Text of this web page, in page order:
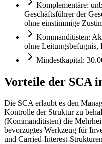
Komplementäre:
Geschäftsführer der
ohne einstimmige
Kommanditisten:
ohne Leitungsbefugnis,
Mindestkapital:
Vorteile der SCA
Die SCA erlaubt es den
Kontrolle der Struktur zu
(Kommanditisten) die
bevorzugtes Werkzeug für
und Carried-Interest-